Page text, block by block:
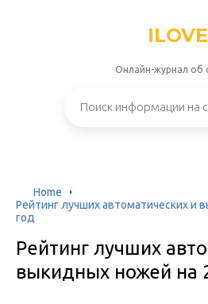
Онлайн-журнал об
Home
Рейтинг лучших автоматических и
год
Рейтинг лучших
выкидных ножей на